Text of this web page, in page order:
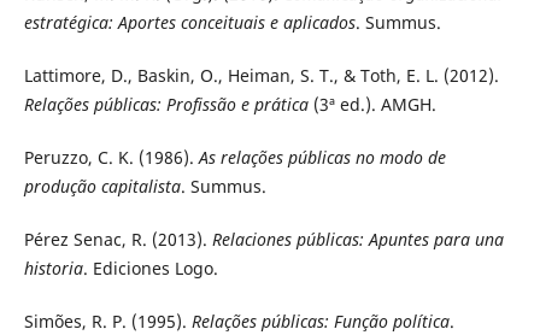
estratégica: Aportes conceituais e aplicados. Summus.
Lattimore, D., Baskin, O., Heiman, S. T., & Toth, E. L. (2012).
Relações públicas: Profissão e prática(3ª ed.). AMGH.
Peruzzo, C. K. (1986).As relações públicas no modo de
produção capitalista. Summus.
Pérez Senac, R. (2013). Relaciones públicas: Apuntes para una
historia. Ediciones Logo.
Simões, R. P. (1995). Relações públicas: Função política.